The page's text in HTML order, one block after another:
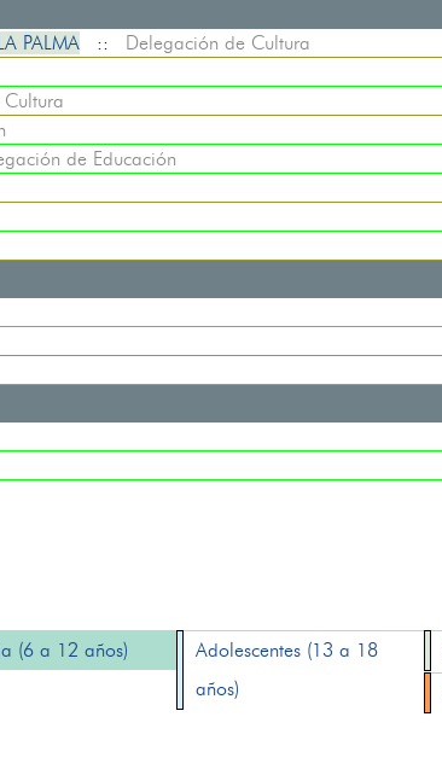
PALMA:: Delegación de Cultura
de Educación
(6 a 12 años)
Adolescentes (13 a 18
años)